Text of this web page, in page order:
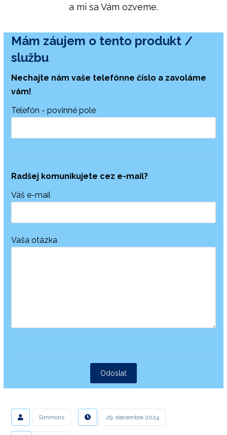
a mi sa Vám ozveme.
Mám záujem o tento produkt /
službu
Nechajte nám vaše telefónne číslo a zavoláme
vám!
Telefón - povinné pole
Radšej komunikujete cez e-mail?
Váš e-mail
Vaša otázka
Odoslať
Simmons 29. decembra 2024